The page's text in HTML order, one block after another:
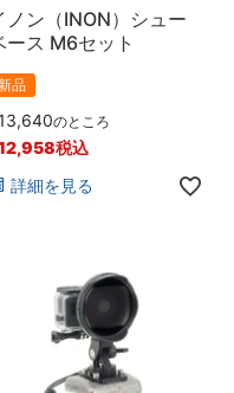
ノン（INON）シュー
ース M6セット
品
のところ
税込
詳細を見る